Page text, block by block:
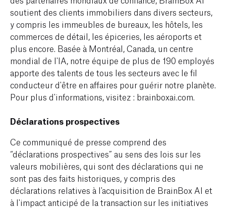
soutient des clients immobiliers dans divers secteurs,
y compris les immeubles de bureaux, les hôtels, les
commerces de détail, les épiceries, les aéroports et
plus encore. Basée à Montréal, Canada, un centre
mondial de l'IA, notre équipe de plus de 190 employés
apporte des talents de tous les secteurs avec le fil
conducteur d'être en affaires pour guérir notre planète.
Pour plus d'informations, visitez : brainboxai.com.
Déclarations prospectives
Ce communiqué de presse comprend des
“déclarations prospectives” au sens des lois sur les
valeurs mobilières, qui sont des déclarations qui ne
sont pas des faits historiques, y compris des
déclarations relatives à l'acquisition de BrainBox AI et
à l'impact anticipé de la transaction sur les initiatives